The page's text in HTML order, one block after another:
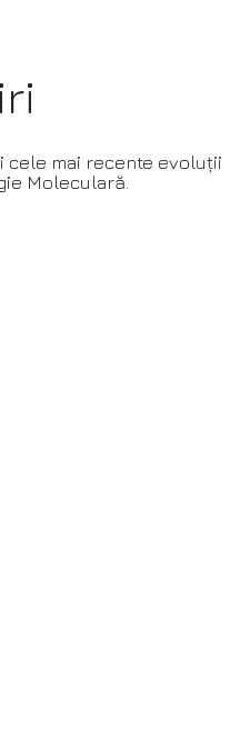
cele mai recente evoluții
Moleculară.